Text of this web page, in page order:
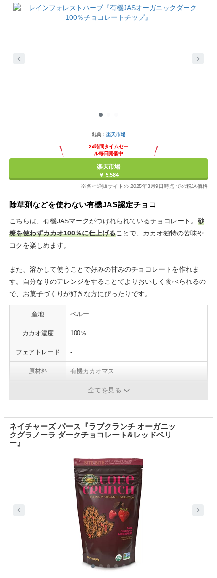
出典： 楽天市場
24時間タイムセー
ル毎日開催中
楽天市場
￥ 5,584
※各社通販サイトの 2025年3月9日時点 での税込価格
除草剤などを使わない有機JAS認定チョコ
こちらは、有機JASマークがつけれられているチョコレート。 砂
糖を使わずカカオ100％に仕上げることで、カカオ独特の苦味や
コクを楽しめます。
また、溶かして使うことで好みの甘みのチョコレートを作れま
す。自分なりのアレンジをすることでよりおいしく食べられるの
で、お菓子づくりが好きな方にぴったりです。
産地 ペルー
カカオ濃度 100％
フェアトレード -
原材料 有機カカオマス
不使用全てを見る
ネイチャーズ パース『ラブクランチ オーガニッ
クグラノーラ ダークチョコレート&レッドベリ
ー』